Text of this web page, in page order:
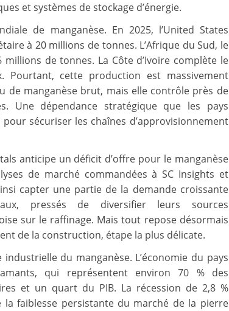
et systèmes de stockage d’énergie.
de manganèse. En 2025, l’United States
à 20 millions de tonnes. L’Afrique du Sud, le
de tonnes. La Côte d’Ivoire complète le
Pourtant, cette production est massivement
de manganèse brut, mais elle contrôle près de
Une dépendance stratégique que les pays
sécuriser les chaînes d’approvisionnement
anticipe un déficit d’offre pour le manganèse
de marché commandées à SC Insights et
capter une partie de la demande croissante
pressés de diversifier leurs sources
sur le raffinage. Mais tout repose désormais
de la construction, étape la plus délicate.
du manganèse. L’économie du pays
qui représentent environ 70 % des
et un quart du PIB. La récession de 2,8 %
la faiblesse persistante du marché de la pierre